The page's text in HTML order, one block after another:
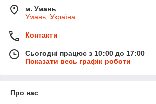
м. Умань
Умань, Україна
Контакти
Сьогодні працює з 10:00 до 17:00
Показати весь графік роботи
Про нас